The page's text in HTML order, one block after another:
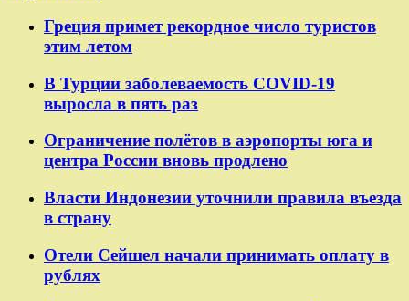
Греция примет рекордное число туристов
этим летом
В Турции заболеваемость COVID-19
выросла в пять раз
Ограничение полётов в аэропорты юга и
центра России вновь продлено
Власти Индонезии уточнили правила въезда
в страну
Отели Сейшел начали принимать оплату в
рублях